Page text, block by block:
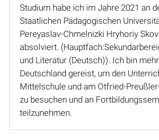
Studium habe ich im Jahre 2021 an
Staatlichen Pädagogischen
Pereyaslav-Chmelnizki Hryhoriy
absolviert.
und Literatur (Deutsch)). Ich bin
Deutschland gereist, um den
Mittelschule und am Otfried-
zu besuchen und an
teilzunehmen.